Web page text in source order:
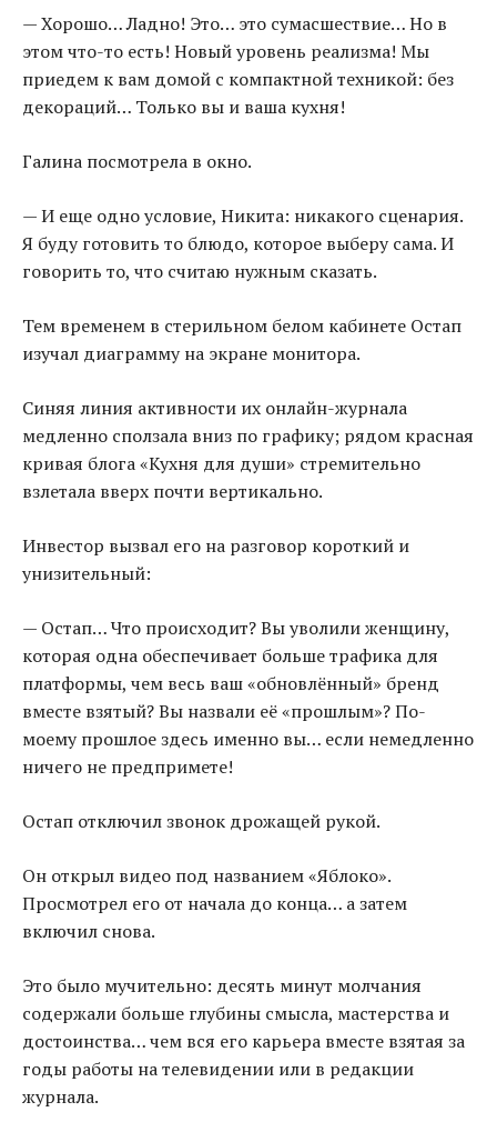
— Хорошо… Ладно! Это… это сумасшествие… Но в
этом что-то есть! Новый уровень реализма! Мы
приедем к вам домой с компактной техникой: без
декораций… Только вы и ваша кухня!
Галина посмотрела в окно.
— И еще одно условие, Никита: никакого сценария.
Я буду готовить то блюдо, которое выберу сама. И
говорить то, что считаю нужным сказать.
Тем временем в стерильном белом кабинете Остап
изучал диаграмму на экране монитора.
Синяя линия активности их онлайн-журнала
медленно сползала вниз по графику; рядом красная
кривая блога «Кухня для души» стремительно
взлетала вверх почти вертикально.
Инвестор вызвал его на разговор короткий и
унизительный:
— Остап… Что происходит? Вы уволили женщину,
которая одна обеспечивает больше трафика для
платформы, чем весь ваш «обновлённый» бренд
вместе взятый? Вы назвали её «прошлым»? По-
моему прошлое здесь именно вы… если немедленно
ничего не предпримете!
Остап отключил звонок дрожащей рукой.
Он открыл видео под названием «Яблоко».
Просмотрел его от начала до конца… а затем
включил снова.
Это было мучительно: десять минут молчания
содержали больше глубины смысла, мастерства и
достоинства… чем вся его карьера вместе взятая за
годы работы на телевидении или в редакции
журнала.